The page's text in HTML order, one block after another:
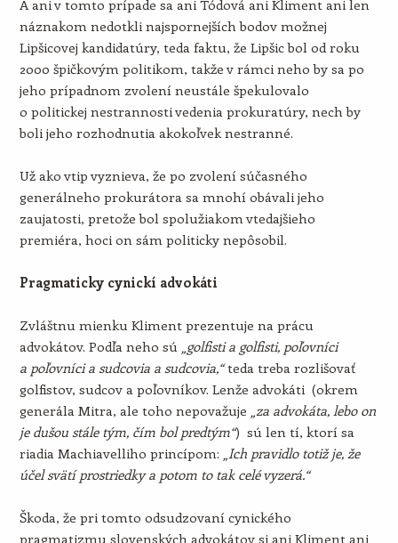
A ani v tomto prípade sa ani Tódová ani Kliment ani len
náznakom nedotkli najspornejších bodov možnej
Lipšicovej kandidatúry, teda faktu, že Lipšic bol od roku
2000 špičkovým politikom, takže v rámci neho by sa po
jeho prípadnom zvolení neustále špekulovalo
o politickej nestrannosti vedenia prokuratúry, nech by
boli jeho rozhodnutia akokoľvek nestranné.
Už ako vtip vyznieva, že po zvolení súčasného
generálneho prokurátora sa mnohí obávali jeho
zaujatosti, pretože bol spolužiakom vtedajšieho
premiéra, hoci on sám politicky nepôsobil.
Pragmaticky cynickí advokáti
Zvláštnu mienku Kliment prezentuje na prácu
advokátov. Podľa neho sú „golfisti a golfisti, poľovníci
a poľovníci a sudcovia a sudcovia,“teda treba rozlišovať
golfistov, sudcov a poľovníkov. Lenže advokáti (okrem
generála Mitra, ale toho nepovažuje „za advokáta, lebo on
je dušou stále tým, čím bol predtým“) sú len tí, ktorí sa
riadia Machiavelliho princípom: „Ich pravidlo totiž je, že
účel svätí prostriedky a potom to tak celé vyzerá.“
Škoda, že pri tomto odsudzovaní cynického
pragmatizmu slovenských advokátov si ani Kliment ani